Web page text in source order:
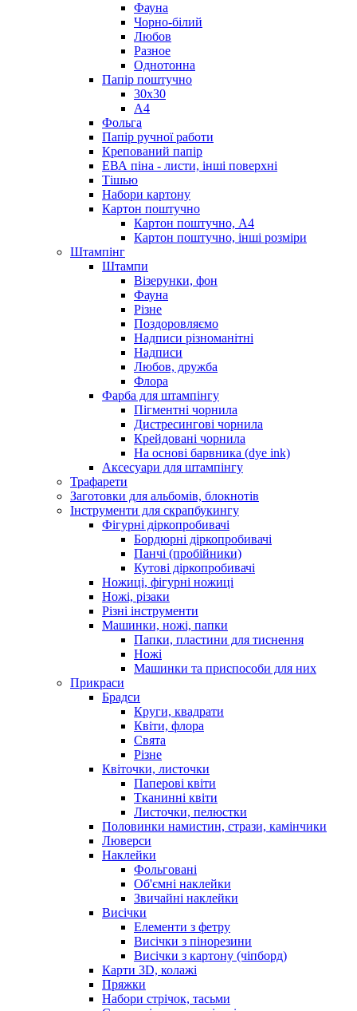
Фауна
Чорно-білий
Любов
Разное
Однотонна
Папір поштучно
30х30
А4
Фольга
Папір ручної работи
Крепований папір
ЕВА піна - листи, інші поверхні
Тішью
Набори картону
Картон поштучно
Картон поштучно, А4
Картон поштучно, інші розміри
Штампінг
Штампи
Візерунки, фон
Фауна
Різне
Поздоровляємо
Надписи різноманітні
Надписи
Любов, дружба
Флора
Фарба для штампінгу
Пігментні чорнила
Дистресингові чорнила
Крейдовані чорнила
На основі барвника (dye ink)
Аксесуари для штампінгу
Трафарети
Заготовки для альбомів, блокнотів
Інструменти для скрапбукингу
Фігурні діркопробивачі
Бордюрні діркопробивачі
Панчі (пробійники)
Кутові діркопробивачі
Ножиці, фігурні ножиці
Ножі, різаки
Різні інструменти
Машинки, ножі, папки
Папки, пластини для тиснення
Ножі
Машинки та приспособи для них
Прикраси
Брадси
Круги, квадрати
Квіти, флора
Свята
Різне
Квіточки, листочки
Паперові квіти
Тканинні квіти
Листочки, пелюстки
Половинки намистин, стрази, камінчики
Люверси
Наклейки
Фольговані
Об'ємні наклейки
Звичайні наклейки
Висічки
Елементи з фетру
Висічки з пінорезини
Висічки з картону (чіпборд)
Карти 3D, колажі
Пряжки
Набори стрічок, тасьми